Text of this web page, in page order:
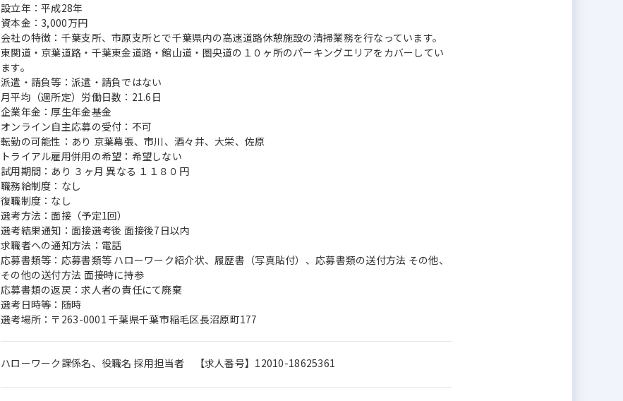
設立年：平成28年
資本金：3,000万円
会社の特徴：千葉支所、市原支所とで千葉県内の高速道路休憩施設の清掃業務を行なっています。
東関道・京葉道路・千葉東金道路・館山道・圏央道の１０ヶ所のパーキングエリアをカバーしてい
ます。
派遣・請負等：派遣・請負ではない
月平均（週所定）労働日数：21.6日
企業年金：厚生年金基金
オンライン自主応募の受付：不可
転勤の可能性：あり 京葉幕張、市川、酒々井、大栄、佐原
トライアル雇用併用の希望：希望しない
試用期間：あり ３ヶ月 異なる １１８０円
職務給制度：なし
復職制度：なし
選考方法：面接（予定1回）
選考結果通知：面接選考後 面接後7日以内
求職者への通知方法：電話
応募書類等：応募書類等 ハローワーク紹介状、履歴書（写真貼付）、応募書類の送付方法 その他、
その他の送付方法 面接時に持参
応募書類の返戻：求人者の責任にて廃棄
選考日時等：随時
選考場所：〒263-0001 千葉県千葉市稲毛区長沼原町177
ハローワーク課係名、役職名 採用担当者 【求人番号】12010-18625361